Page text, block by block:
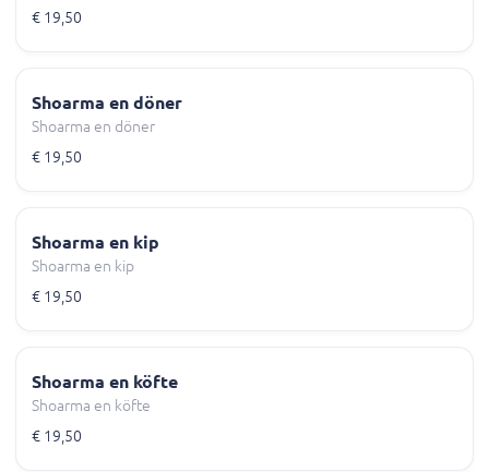
€ 19,50
Shoarma en döner
Shoarma en döner
€ 19,50
Shoarma en kip
Shoarma en kip
€ 19,50
Shoarma en köfte
Shoarma en köfte
€ 19,50